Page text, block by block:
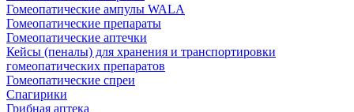
Гомеопатические ампулы WALA
Гомеопатические препараты
Гомеопатические аптечки
Кейсы (пеналы) для хранения и транспортировки
гомеопатических препаратов
Гомеопатические спреи
Спагирики
Грибная аптека